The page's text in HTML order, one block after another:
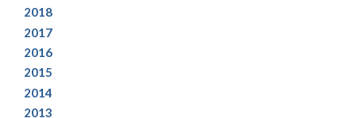
2018
2017
2016
2015
2014
2013